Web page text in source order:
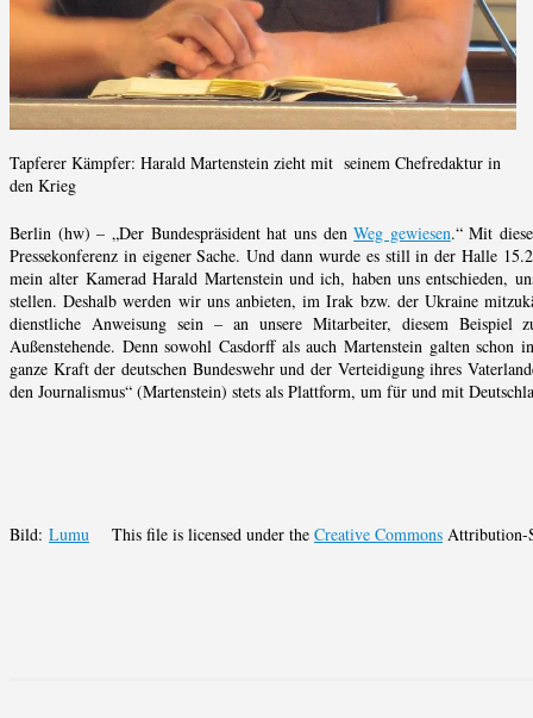
Tapferer Kämpfer: Harald Martenstein zieht mit seinem Chefredaktur in
den Krieg
Berlin (hw) – „Der Bundespräsident hat uns denWeg gewiesen.“ Mit
Pressekonferenz in eigener Sache. Und dann wurde es still in der Halle
mein alter Kamerad Harald Martenstein und ich, haben uns entschieden,
stellen. Deshalb werden wir uns anbieten, im Irak bzw. der Ukraine
dienstliche Anweisung sein – an unsere Mitarbeiter, diesem Beispiel
Außenstehende. Denn sowohl Casdorff als auch Martenstein galten
ganze Kraft der deutschen Bundeswehr und der Verteidigung ihres
den Journalismus“ (Martenstein) stets als Plattform, um für und mit
Bild: Lumu This file is licensed under the Creative Commons